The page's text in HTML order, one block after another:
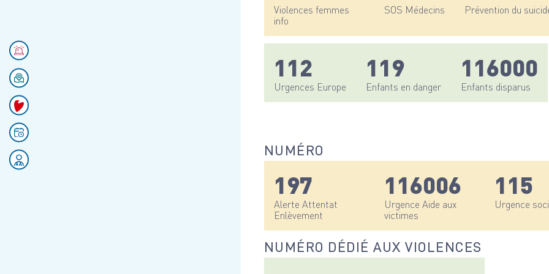
Violences femmes
info
SOS Médecins Prévention du
112
Urgences Europe
119
Enfants en danger
116000
Enfants disparus
NUMÉRO
197
Alerte Attentat
Enlèvement
116006
Urgence Aide aux
victimes
115
Urgence
NUMÉRO DÉDIÉ AUX VIOLENCES